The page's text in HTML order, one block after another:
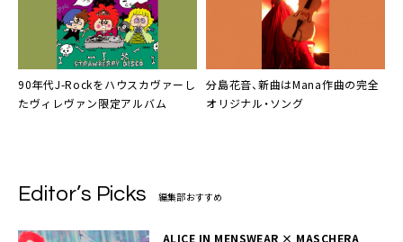
90年代J-Rockをハウスカヴァー し
たヴィレヴァン限定アルバム
分島花音、新曲はMana作曲の完全
オリジナル・ソング
Editor’s Picks 編集部おすすめ
ALICE IN MENSWEAR × MASCHERA